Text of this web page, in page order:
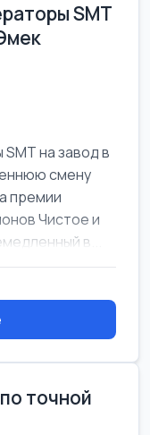
SMT
на завод в
смену
премии
Чистое и
в...
точной